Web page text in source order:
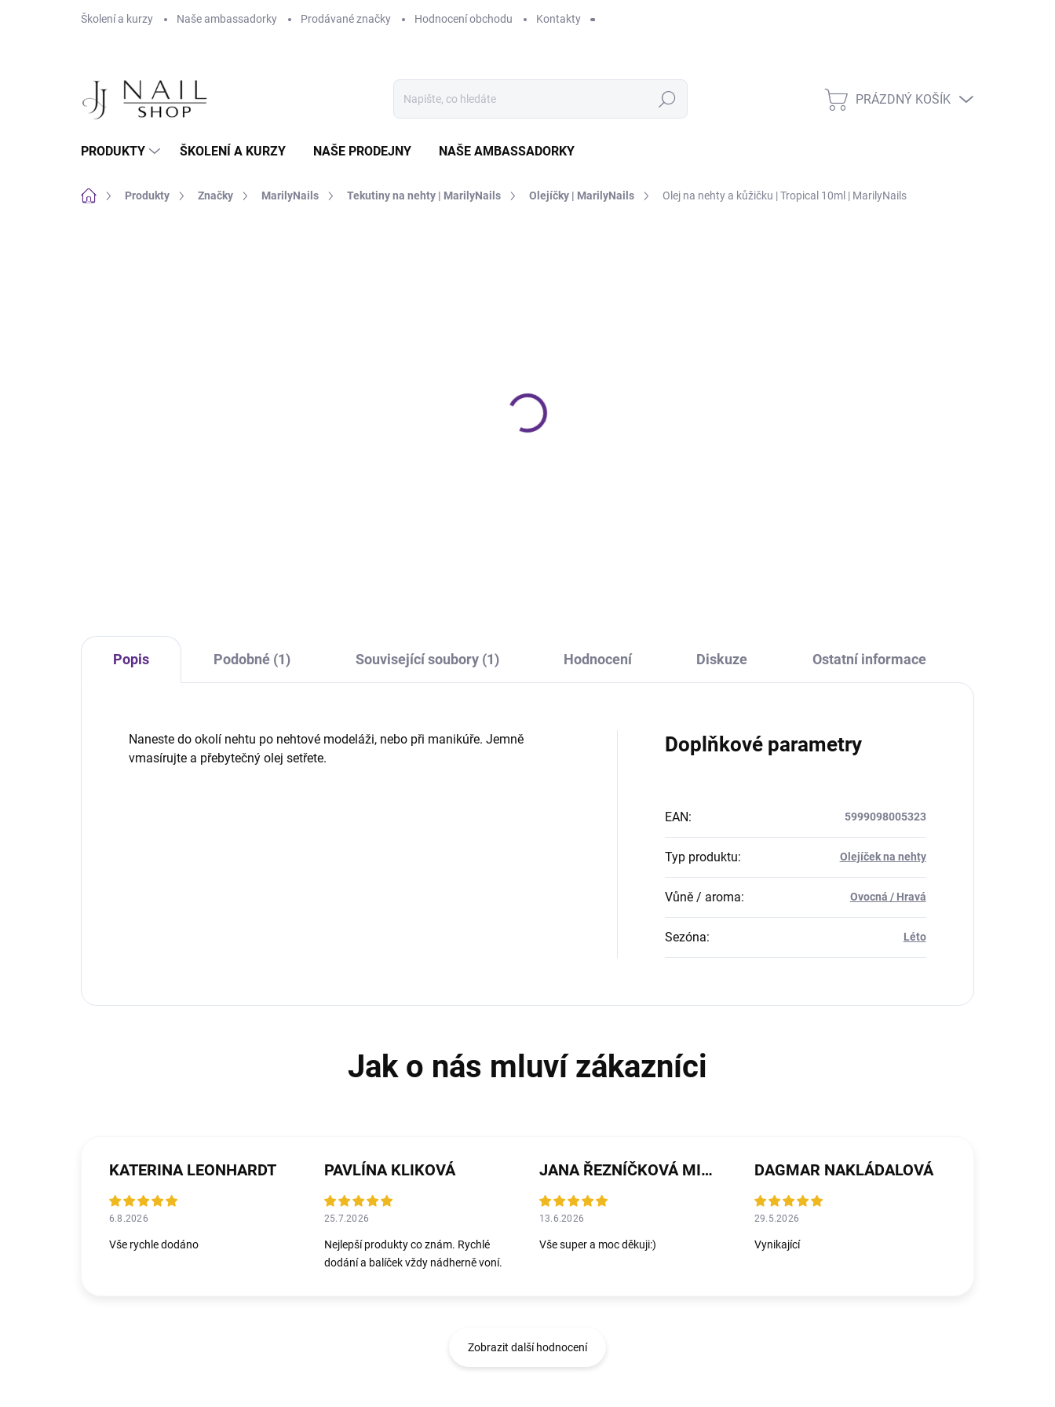
Školení a kurzy
Naše ambassadorky Prodávané značky Hodnocení obchodu Kontakty
Hledat NÁKUPNÍ KOŠÍK
PRÁZDNÝ KOŠÍK
PRODUKTY ŠKOLENÍ A KURZY NAŠE PRODEJNY NAŠE AMBASSADORKY
Domů Produkty Značky MarilyNails Tekutiny na nehty | MarilyNails Olejíčky | MarilyNails Olej na nehty a kůžičku | Tropical 10ml | MarilyNails
snědli, ale pozor, je jen pro vnější použití! :)
Popis Podobné (1) Související soubory (1) Hodnocení Diskuze Ostatní informace
Naneste do okolí nehtu po nehtové modeláži, nebo při manikúře. Jemně
vmasírujte a přebytečný olej setřete.
Doplňkové parametry
EAN: 5999098005323
Typ produktu: Olejíček na nehty
Vůně / aroma: Ovocná / Hravá
Sezóna: Léto
KATERINA LEONHARDT
6.8.2026
Vše rychle dodáno
PAVLÍNA KLIKOVÁ
25.7.2026
Nejlepší produkty co znám. Rychlé
dodání a balíček vždy nádherně voní.
JANA ŘEZNÍČKOVÁ MICHALIČKOVÁ
13.6.2026
Vše super a moc děkuji:)
DAGMAR NAKLÁDALOVÁ
29.5.2026
Vynikající
Zobrazit další hodnocení